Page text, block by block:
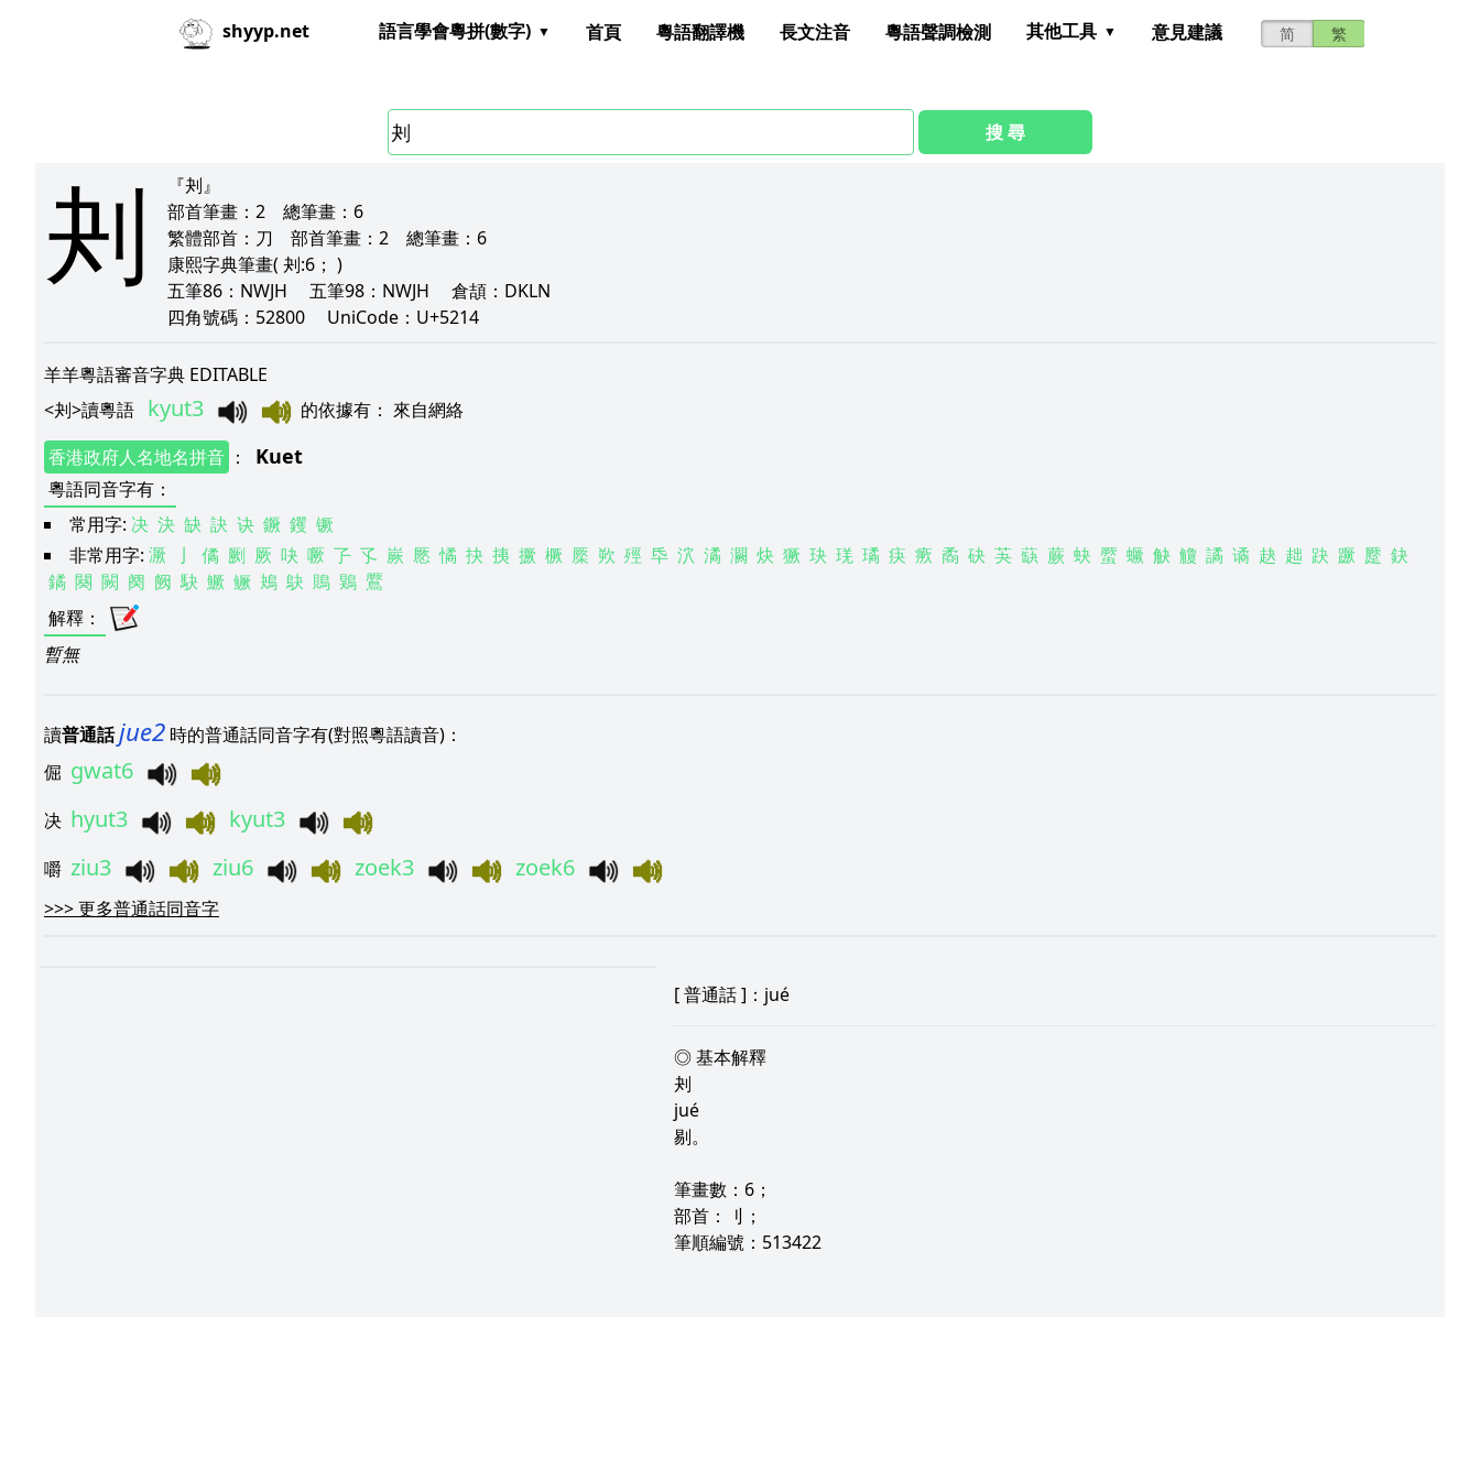
shyyp.net 简 繁
語言學會粵拼(數字) 首頁 粵語翻譯機 長文注音 粵語聲調檢測 其他工具 意見建議
搜 尋
刔
『刔』
部首筆畫： 2 總筆畫： 6
繁體部首： 刀 部首筆畫： 2 總筆畫： 6
康熙字典筆畫( 刔:6； )
五筆86： NWJH 五筆98： NWJH 倉頡： DKLN
四角號碼： 52800 UniCode： U+5214
羊羊粵語審音字典 EDITABLE
<刔>讀粵語 kyut3 的依據有 ： 來自網絡
香港政府人名地名拼音 ： Kuet
粵語同音字有 ：
常用字: 决 決 缺 訣 诀 鐝 钁 镢
非常用字: 㵐 亅 僪 劂 厥 吷 噘 孒 孓 嶡 憠 憰 抉 挗 撅 橛 橜 欮 殌 氒 泬 潏 灍 炔 獗 玦 琷 璚 疦 瘚 矞 砄 芵 蒛 蕨 蚗 蟨 蟩 觖 觼 譎 谲 赽 趉 趹 蹶 蹷 鈌
鐍 闋 闕 阕 阙 駃 鱖 鳜 鴂 鴃 鵙 鶪 鷢
解釋 ：
暫無
讀普通話jue2 時的普通話同音字有(對照粵語讀音)：
倔 gwat6
决 hyut3 kyut3
嚼 ziu3 ziu6 zoek3 zoek6
>>>更多普通話同音字
[普通話]：jué
◎ 基本解釋
刔
jué
剔。
筆畫數：6；
部首：刂；
筆順編號：513422